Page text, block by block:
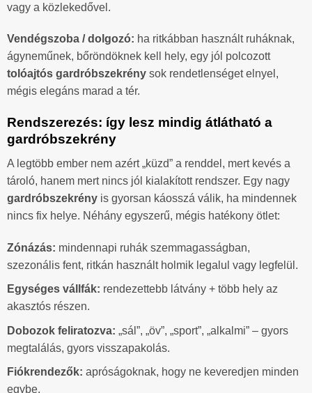
vagy a közlekedővel.
Vendégszoba / dolgozó: ha ritkábban használt ruháknak,
ágyneműnek, bőröndöknek kell hely, egy jól polcozott
tolóajtós gardróbszekrény sok rendetlenséget elnyel,
mégis elegáns marad a tér.
Rendszerezés: így lesz mindig átlátható a
gardróbszekrény
A legtöbb ember nem azért „küzd” a renddel, mert kevés a
tároló, hanem mert nincs jól kialakított rendszer. Egy nagy
gardróbszekrény is gyorsan káosszá válik, ha mindennek
nincs fix helye. Néhány egyszerű, mégis hatékony ötlet:
Zónázás: mindennapi ruhák szemmagasságban,
szezonális fent, ritkán használt holmik legalul vagy legfelül.
Egységes vállfák: rendezettebb látvány + több hely az
akasztós részen.
Dobozok feliratozva: „sál”, „öv”, „sport”, „alkalmi” – gyors
megtalálás, gyors visszapakolás.
Fiókrendezők: apróságoknak, hogy ne keveredjen minden
egybe.